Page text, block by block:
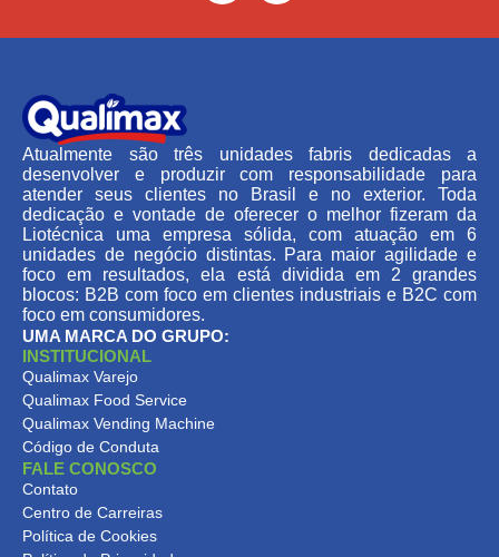
Atualmente são três unidades fabris dedicadas a
desenvolver e produzir com responsabilidade para
atender seus clientes no Brasil e no exterior. Toda
dedicação e vontade de oferecer o melhor fizeram da
Liotécnica uma empresa sólida, com atuação em 6
unidades de negócio distintas. Para maior agilidade e
foco em resultados, ela está dividida em 2 grandes
blocos: B2B com foco em clientes industriais e B2C com
foco em consumidores.
UMA MARCA DO GRUPO:
INSTITUCIONAL
Qualimax Varejo
Qualimax Food Service
Qualimax Vending Machine
Código de Conduta
FALE CONOSCO
Contato
Centro de Carreiras
Política de Cookies